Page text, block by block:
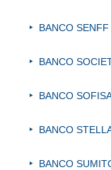
BANCO SENFF
BANCO
BANCO
BANCO
BANCO